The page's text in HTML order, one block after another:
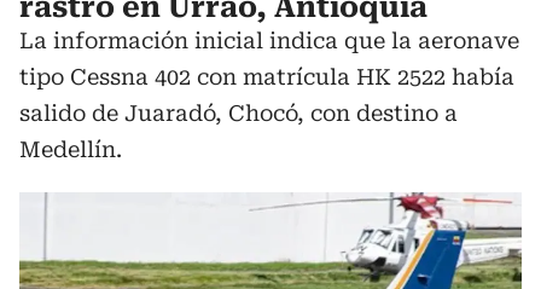
rastro en Urrao, Antioquia
La información inicial indica que la aeronave
tipo Cessna 402 con matrícula HK 2522 había
salido de Juaradó, Chocó, con destino a
Medellín.